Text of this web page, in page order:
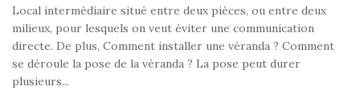
Local intermédiaire situé entre deux pièces, ou entre deux
milieux, pour lesquels on veut éviter une communication
directe. De plus, Comment installer une véranda ? Comment
se déroule la pose de la véranda ? La pose peut durer
plusieurs...